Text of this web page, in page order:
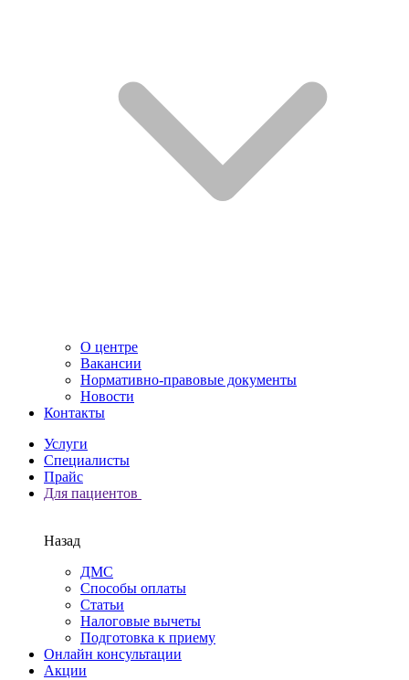
О центре
Вакансии
Нормативно-правовые документы
Новости
Контакты
Услуги
Специалисты
Прайс
Для пациентов
Назад
ДМС
Способы оплаты
Статьи
Налоговые вычеты
Подготовка к приему
Онлайн консультации
Акции